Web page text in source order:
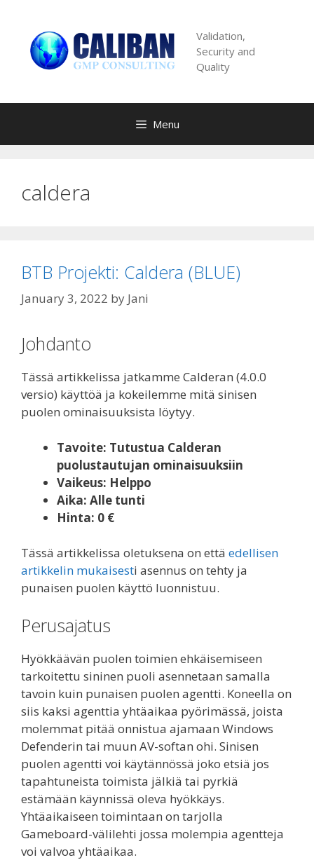
content
Validation,
Security and
Quality
Menu
caldera
BTB Projekti: Caldera (BLUE)
January 3, 2022 by Jani
Johdanto
Tässä artikkelissa jatkamme Calderan (4.0.0
versio) käyttöä ja kokeilemme mitä sinisen
puolen ominaisuuksista löytyy.
Tavoite: Tutustua Calderan
puolustautujan ominaisuuksiin
Vaikeus: Helppo
Aika: Alle tunti
Hinta: 0 €
Tässä artikkelissa oletuksena on että edellisen
artikkelin mukaisesti asennus on tehty ja
punaisen puolen käyttö luonnistuu.
Perusajatus
Hyökkäävän puolen toimien ehkäisemiseen
tarkoitettu sininen puoli asennetaan samalla
tavoin kuin punaisen puolen agentti. Koneella on
siis kaksi agenttia yhtäaikaa pyörimässä, joista
molemmat pitää onnistua ajamaan Windows
Defenderin tai muun AV-softan ohi. Sinisen
puolen agentti voi käytännössä joko etsiä jos
tapahtuneista toimista jälkiä tai pyrkiä
estämään käynnissä oleva hyökkäys.
Yhtäaikaiseen toimintaan on tarjolla
Gameboard-välilehti jossa molempia agentteja
voi valvoa yhtäaikaa.